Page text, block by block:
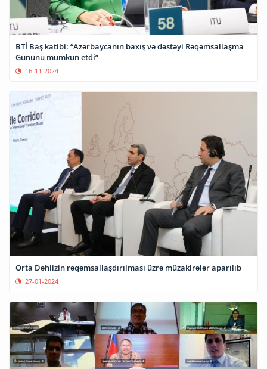
BTİ Baş katibi: “Azərbaycanın baxış və dəstəyi Rəqəmsallaşma
Gününü mümkün etdi”
16-11-2024
Orta Dəhlizin rəqəmsallaşdırılması üzrə müzakirələr aparılıb
27-01-2024